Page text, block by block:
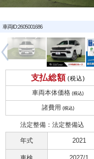
車両ID:2605001686
支払総額 (税込)
車両本体価格 (税込)
諸費用 (税込)
法定整備：法定整備込
年式 2021